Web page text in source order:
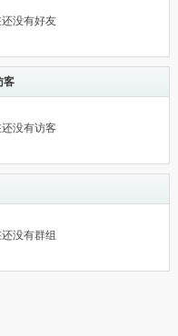
没有好友
客
没有访客
没有群组